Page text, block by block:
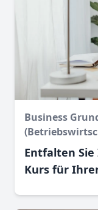
Business
Entfalten
Kurs für